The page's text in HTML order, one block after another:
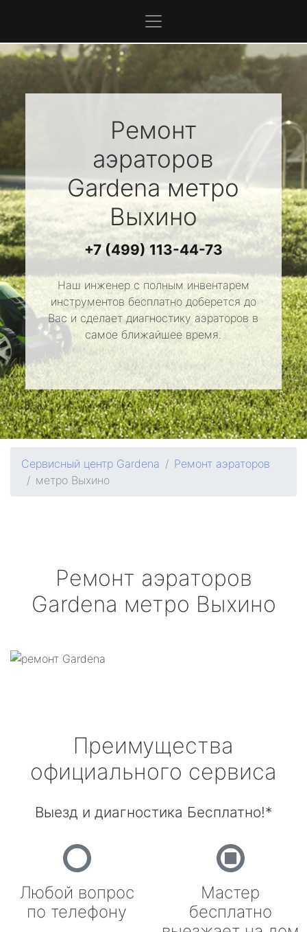
Ремонт
аэраторов
Gardenaметро
Выхино
+7 (499) 113-44-73
Наш инженер с полным инвентарем
инструментов бесплатно доберется до
Вас и сделает диагностику аэраторов в
самое ближайшее время.
Сервисный центр Gardena
Ремонт аэраторов
метро Выхино
Ремонт аэраторов
Gardena метро Выхино
Преимущества
официального сервиса
Выезд и диагностика Бесплатно!*
Любой вопрос
по телефону
Мастер
бесплатно